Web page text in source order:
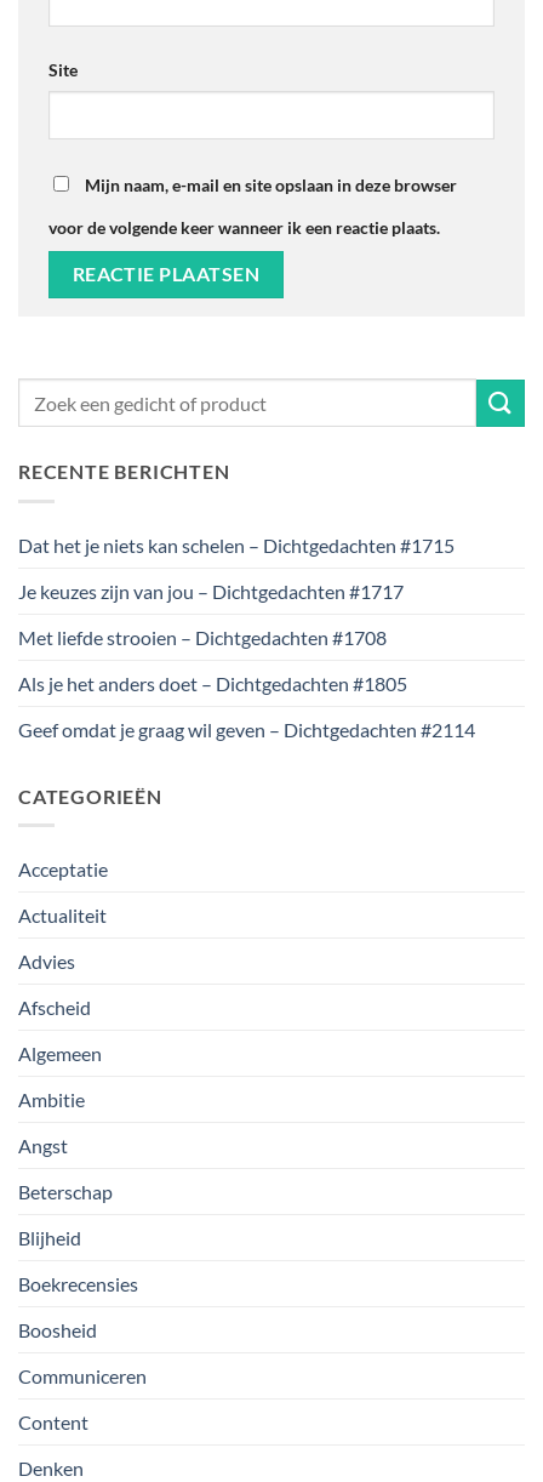
Site
Mijn naam, e-mail en site opslaan in deze browser
voor de volgende keer wanneer ik een reactie plaats.
RECENTE BERICHTEN
Dat het je niets kan schelen – Dichtgedachten #1715
Je keuzes zijn van jou – Dichtgedachten #1717
Met liefde strooien – Dichtgedachten #1708
Als je het anders doet – Dichtgedachten #1805
Geef omdat je graag wil geven – Dichtgedachten #2114
CATEGORIEËN
Acceptatie
Actualiteit
Advies
Afscheid
Algemeen
Ambitie
Angst
Beterschap
Blijheid
Boekrecensies
Boosheid
Communiceren
Content
Denken